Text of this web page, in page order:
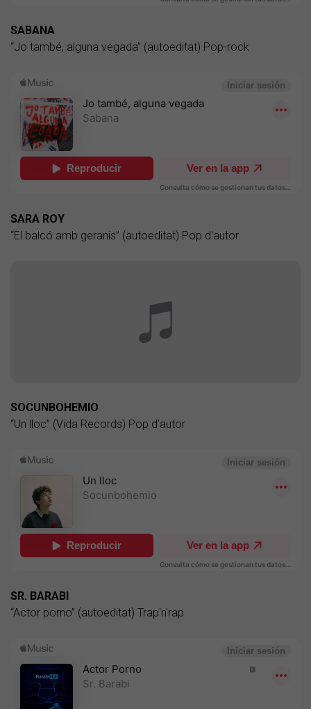
SABANA
“Jo també, alguna vegada” (autoeditat) Pop-rock
SARA ROY
“El balcó amb geranis” (autoeditat) Pop d'autor
SOCUNBOHEMIO
“Un lloc” (Vida Records) Pop d'autor
SR. BARABI
“Actor porno” (autoeditat) Trap'n'rap